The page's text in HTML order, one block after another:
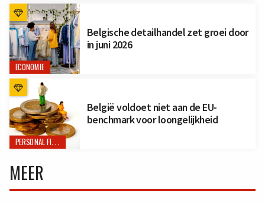
ECONOMIE
Belgische detailhandel zet groei door
in juni 2026
PERSONAL FINANCE
België voldoet niet aan de EU-
benchmark voor loongelijkheid
MEER